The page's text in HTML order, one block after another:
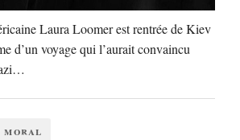
Laura Loomer est rentrée de Kiev
d’un voyage qui l’aurait convaincu
moral